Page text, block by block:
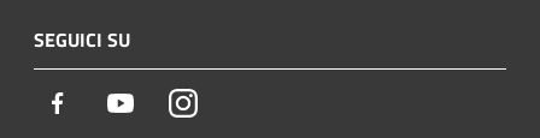
SEGUICI SU
Facebook YoutubeInstagram